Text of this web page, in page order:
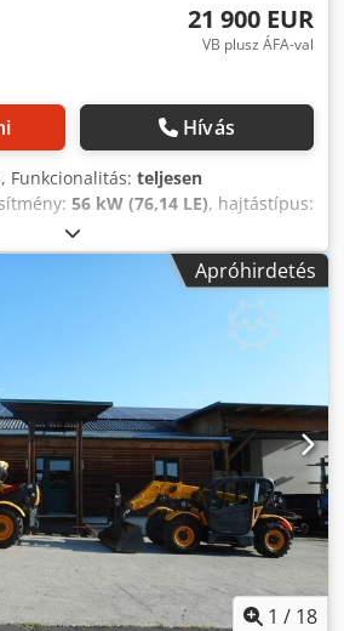
21 900 EUR
VB plusz ÁFA-val
Hívás
, Funkcionalitás: teljesen
56 kW (76,14 LE), hajtástípus:
m, Gyártási év:2008, üzemórák:
, BOBCAT T2250
Gyártási év: 2008 Óraszámláló
2,2 tonnás emelési kapacitás 5
Dsdpfozr En Isx Adrsck 56 kW 2
hajtás Mindössze 198 cm építési
190 cm építési szélesség -
gyorscsatlakozó -
kör a villa tartójáig - Négykerék-
- Joystick vezérlés - Tolatókamera -
irányjelzővel - Azonnal használatba
- Tartalmazza a holland
ár: 21.900,-- netto Kedvező
Felár ellenében új kanállal vagy új
Apróhirdetés
1 / 18